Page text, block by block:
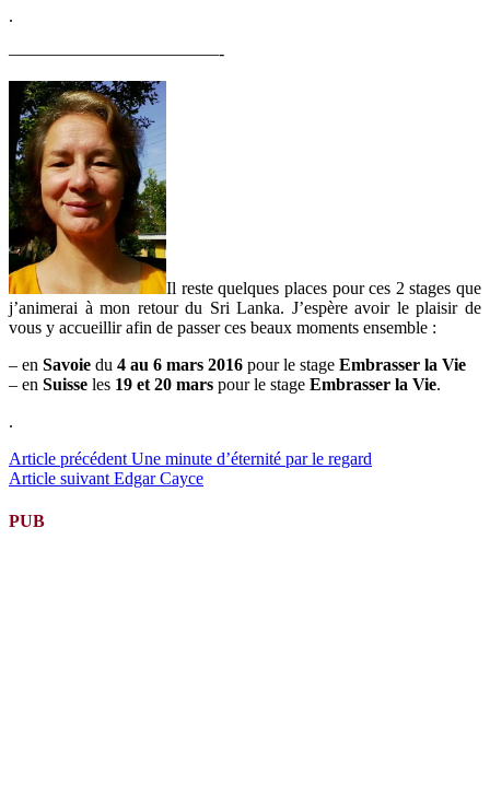
.
————————————-
Il reste quelques places pour ces 2 stages que
j’animerai à mon retour du Sri Lanka. J’espère avoir le plaisir de
vous y accueillir afin de passer ces beaux moments ensemble :
– en Savoie du 4 au 6 mars 2016 pour le stage Embrasser la Vie
– en Suisse les 19 et 20 mars pour le stage Embrasser la Vie.
.
Lire
la
suite
Article précédent Une minute d’éternité par le regard
Article suivant Edgar Cayce
PUB